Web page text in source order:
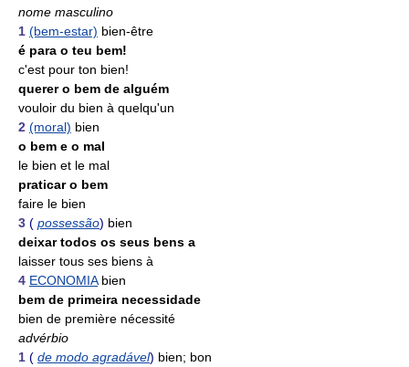
nome masculino
1 (bem-estar) bien-être
é para o teu bem!
c'est pour ton bien!
querer o bem de alguém
vouloir du bien à quelqu'un
2 (moral) bien
o bem e o mal
le bien et le mal
praticar o bem
faire le bien
3 ( possessão) bien
deixar todos os seus bens a
laisser tous ses biens à
4 ECONOMIAbien
bem de primeira necessidade
bien de première nécessité
advérbio
1 ( de modo agradável) bien; bon